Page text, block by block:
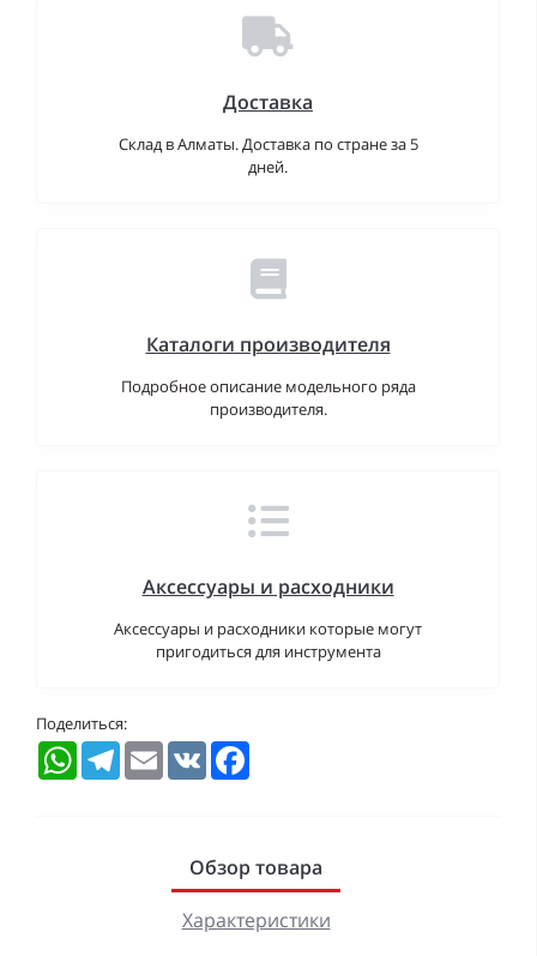
Доставка
Склад в Алматы. Доставка по стране за 5
дней.
Каталоги производителя
Подробное описание модельного ряда
производителя.
Аксессуары и расходники
Аксессуары и расходники которые могут
пригодиться для инструмента
Поделиться:
WhatsAppTelegramEmail VK
Обзор товара
Характеристики